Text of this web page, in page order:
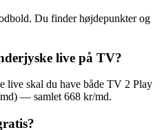
Du finder højdepunkter og
live på TV?
live skal du have både TV 2 Play
— samlet 668 kr/md.